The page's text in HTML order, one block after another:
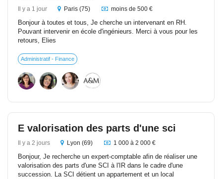
Il y a 1 jour Paris (75) moins de 500 €
Bonjour à toutes et tous, Je cherche un intervenant en RH.
Pouvant intervenir en école d'ingénieurs. Merci à vous pour les
retours, Elies
Administratif - Finance
E valorisation des parts d'une sci
Il y a 2 jours Lyon (69) 1 000 à 2 000 €
Bonjour, Je recherche un expert-comptable afin de réaliser une
valorisation des parts d'une SCI à l'IR dans le cadre d'une
succession. La SCI détient un appartement et un local